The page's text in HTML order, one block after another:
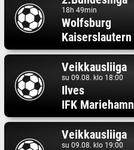
18h 49min
Wolfsburg
Kaiserslautern
Veikkausliiga
su 09.08. klo 18:00
Ilves
IFK Mariehamn
Veikkausliiga
su 09.08. klo 19:00